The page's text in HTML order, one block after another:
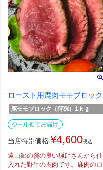
ロースト用鹿肉モモブロック
鹿モモブロック（狩猟）1ｋｇ
当店特別価格 ¥4,600税込
遠山郷の腕の良い猟師さんから仕
入れた野生の鹿肉です。鹿肉のロ